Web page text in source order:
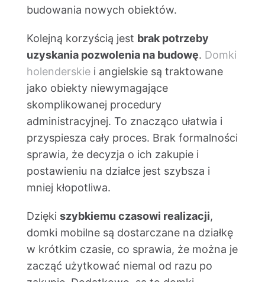
budowania nowych obiektów.
Kolejną korzyścią jest brak potrzeby
uzyskania pozwolenia na budowę. Domki
holenderskiei angielskie są traktowane
jako obiekty niewymagające
skomplikowanej procedury
administracyjnej. To znacząco ułatwia i
przyspiesza cały proces. Brak formalności
sprawia, że decyzja o ich zakupie i
postawieniu na działce jest szybsza i
mniej kłopotliwa.
Dzięki szybkiemu czasowi realizacji,
domki mobilne są dostarczane na działkę
w krótkim czasie, co sprawia, że można je
zacząć użytkować niemal od razu po